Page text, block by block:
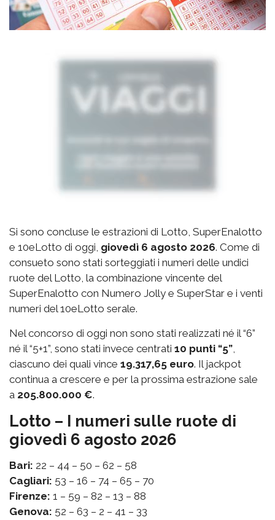
Si sono concluse le estrazioni di Lotto, SuperEnalotto
e 10eLotto di oggi, giovedì 6 agosto 2026. Come di
consueto sono stati sorteggiati i numeri delle undici
ruote del Lotto, la combinazione vincente del
SuperEnalotto con Numero Jolly e SuperStar e i venti
numeri del 10eLotto serale.
Nel concorso di oggi non sono stati realizzati né il “6”
né il “5+1”, sono stati invece centrati 10 punti “5”,
ciascuno dei quali vince 19.317,65 euro. Il jackpot
continua a crescere e per la prossima estrazione sale
a 205.800.000 €.
Lotto – I numeri sulle ruote di
giovedì 6 agosto 2026
Bari: 22 – 44 – 50 – 62 – 58
Cagliari: 53 – 16 – 74 – 65 – 70
Firenze: 1 – 59 – 82 – 13 – 88
Genova: 52 – 63 – 2 – 41 – 33